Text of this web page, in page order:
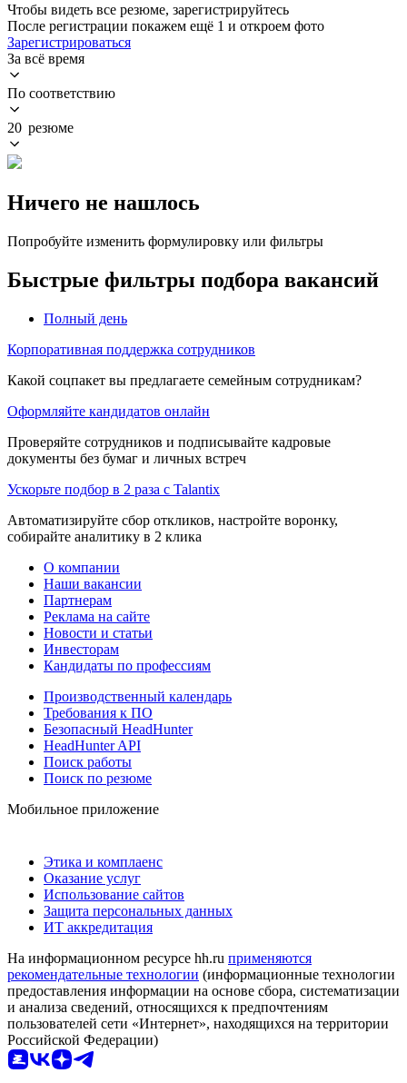
Чтобы видеть все резюме, зарегистрируйтесь
После регистрации покажем ещё 1 и откроем фото
Зарегистрироваться
За всё время
По соответствию
20 резюме
Ничего не нашлось
Попробуйте изменить формулировку или фильтры
Быстрые фильтры подбора вакансий
Полный день
Корпоративная поддержка сотрудников
Какой соцпакет вы предлагаете семейным сотрудникам?
Оформляйте кандидатов онлайн
Проверяйте сотрудников и подписывайте кадровые
документы без бумаг и личных встреч
Ускорьте подбор в 2 раза с Talantix
Автоматизируйте сбор откликов, настройте воронку,
собирайте аналитику в 2 клика
О компании
Наши вакансии
Партнерам
Реклама на сайте
Новости и статьи
Инвесторам
Кандидаты по профессиям
Производственный календарь
Требования к ПО
Безопасный HeadHunter
HeadHunter API
Поиск работы
Поиск по резюме
Мобильное приложение
Этика и комплаенс
Оказание услуг
Использование сайтов
Защита персональных данных
ИТ аккредитация
На информационном ресурсе hh.ru применяются
рекомендательные технологии (информационные технологии
предоставления информации на основе сбора, систематизации
и анализа сведений, относящихся к предпочтениям
пользователей сети «Интернет», находящихся на территории
Российской Федерации)